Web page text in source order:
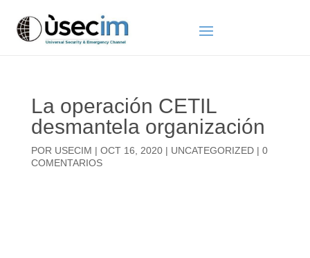
La operación CETIL
desmantela organización
POR USECIM | OCT 16, 2020| UNCATEGORIZED| 0
COMENTARIOS